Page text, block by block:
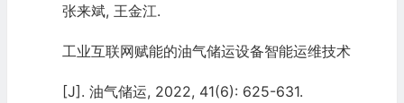
张来斌, 王金江.
工业互联网赋能的油气储运设备智能运维技术
[J]. 油气储运, 2022, 41(6): 625-631.